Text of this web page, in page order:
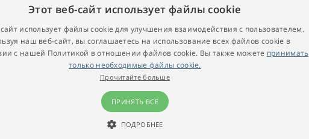
покупке ламп
оферта
возврат товара
условия
лампы для
О компании
Контакт
© 2009 - 2026 Proektory-Lampy.ru
Этот веб-сайт использует файлы cookie
использует файлы cookie для улучшения взаимодействия с пользователем.
наш веб-сайт, вы соглашаетесь на использование всех файлов cookie в
с нашей Политикой в ​​отношении файлов cookie. Вы также можете принимать
только необходимые файлы cookie.
Прочитайте больше
ПРИНЯТЬ ВСЕ
ПОДРОБНЕЕ